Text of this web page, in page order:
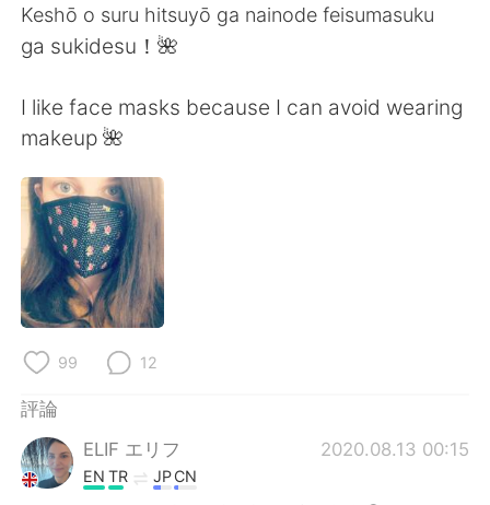
English
Español العربية
日本語
Русский
Indonesia
Português
Keshō o suru hitsuyō ga nainode feisumasuku
ga sukidesu！🌺
I like face masks because I can avoid wearing
makeup 🌺
99 12
評論
ELIF エリフ
2020.08.13 00:15
EN TR JPCN